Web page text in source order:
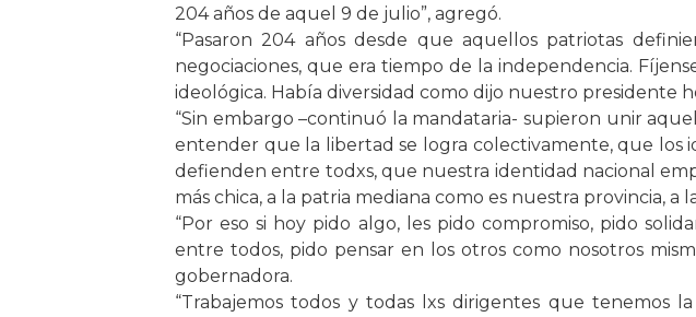
204 años de aquel 9 de julio”, agregó.
“Pasaron 204 años desde que aquellos patriotas
negociaciones, que era tiempo de la independencia.
ideológica. Había diversidad como dijo nuestro presidente
“Sin embargo –continuó la mandataria- supieron unir
entender que la libertad se logra colectivamente, que los
defienden entre todxs, que nuestra identidad nacional
más chica, a la patria mediana como es nuestra provincia, a
“Por eso si hoy pido algo, les pido compromiso, pido
entre todos, pido pensar en los otros como nosotros
gobernadora.
“Trabajemos todos y todas lxs dirigentes que tenemos